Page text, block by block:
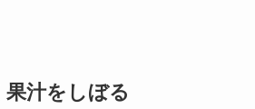
汁をしぼる